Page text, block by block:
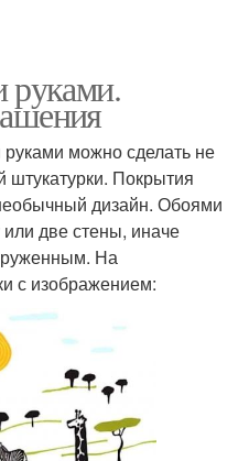
руками.
можно сделать не
Покрытия
дизайн. Обоями
две стены, иначе
На
с изображением: